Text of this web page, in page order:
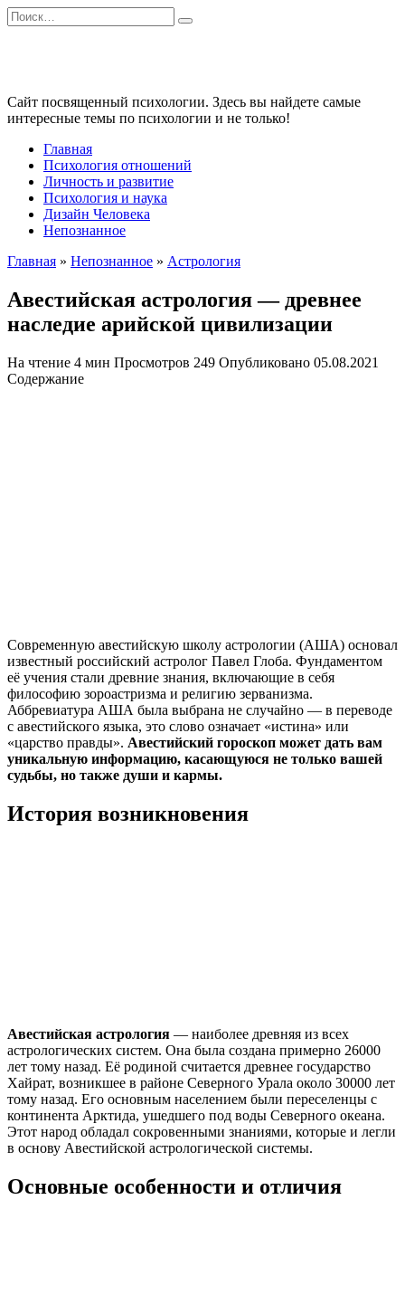
Перейти
к
Search
for:
Сайт посвященный психологии. Здесь вы найдете самые
интересные темы по психологии и не только!
Главная
Психология отношений
Личность и развитие
Психология и наука
Дизайн Человека
Непознанное
Главная » Непознанное » Астрология
Авестийская астрология — древнее
наследие арийской цивилизации
На чтение 4 мин Просмотров 249 Опубликовано 05.08.2021
Содержание
Современную авестийскую школу астрологии (АША) основал
известный российский астролог Павел Глоба. Фундаментом
её учения стали древние знания, включающие в себя
философию зороастризма и религию зерванизма.
Аббревиатура АША была выбрана не случайно — в переводе
с авестийского языка, это слово означает «истина» или
«царство правды». Авестийский гороскоп может дать вам
уникальную информацию, касающуюся не только вашей
судьбы, но также души и кармы.
История возникновения
Авестийская астрология — наиболее древняя из всех
астрологических систем. Она была создана примерно 26000
лет тому назад. Её родиной считается древнее государство
Хайрат, возникшее в районе Северного Урала около 30000 лет
тому назад. Его основным населением были переселенцы с
континента Арктида, ушедшего под воды Северного океана.
Этот народ обладал сокровенными знаниями, которые и легли
в основу Авестийской астрологической системы.
Основные особенности и отличия